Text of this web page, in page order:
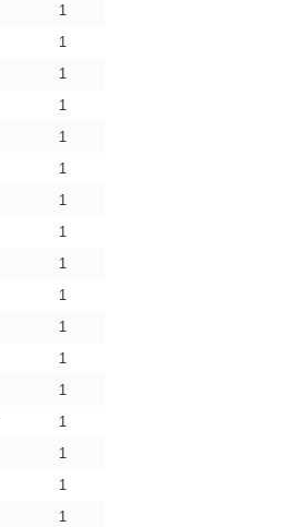
1
1
1
1
1
1
1
1
1
1
1
1
1
1
1
1
1